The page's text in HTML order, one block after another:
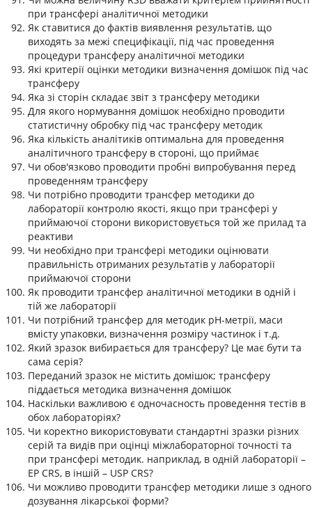
при трансфері аналітичної методики
Як ставитися до фактів виявлення результатів, що
виходять за межі специфікації, під час проведення
процедури трансферу аналітичної методики
Які критерії оцінки методики визначення домішок під час
трансферу
Яка зі сторін складає звіт з трансферу методики
Для якого нормування домішок необхідно проводити
статистичну обробку під час трансферу методик
Яка кількість аналітиків оптимальна для проведення
аналітичного трансферу в стороні, що приймає
Чи обов'язково проводити пробні випробування перед
проведенням трансферу
Чи потрібно проводити трансфер методики до
лабораторії контролю якості, якщо при трансфері у
приймаючої сторони використовується той же прилад та
реактиви
Чи необхідно при трансфері методики оцінювати
правильність отриманих результатів у лабораторії
приймаючої сторони
Як проводити трансфер аналітичної методики в одній і
тій же лабораторії
Чи потрібний трансфер для методик рН-метрії, маси
вмісту упаковки, визначення розміру частинок і т.д.
Який зразок вибирається для трансферу? Це має бути та
сама серія?
Переданий зразок не містить домішок; трансферу
піддається методика визначення домішок
Наскільки важливою є одночасность проведення тестів в
обох лабораторіях?
Чи коректно використовувати стандартні зразки різних
серій та видів при оцінці міжлабораторної точності та
при трансфері методик. наприклад, в одній лабораторії –
EP CRS, в іншій – USP CRS?
Чи можливо проводити трансфер методики лише з одного
дозування лікарської форми?